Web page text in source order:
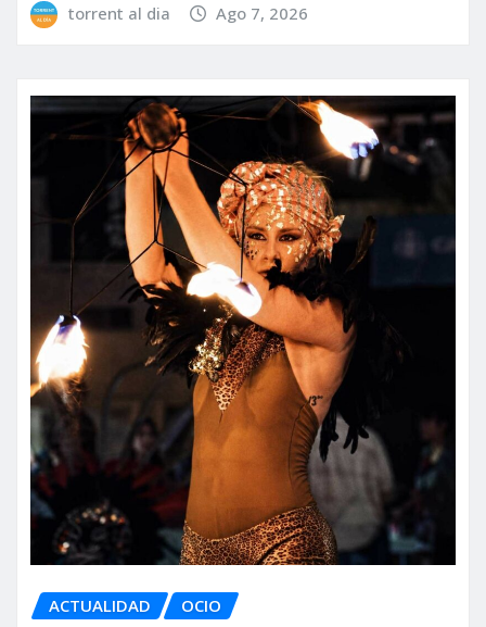
torrent al dia Ago 7, 2026
ACTUALIDAD OCIO